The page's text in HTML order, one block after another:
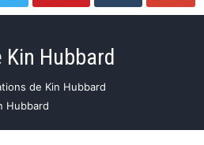
Hubbard
de Kin Hubbard
Hubbard